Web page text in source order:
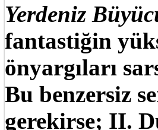
Yerdeniz
fantastiğin
önyargıları
Bu benzersiz
gerekirse; II.